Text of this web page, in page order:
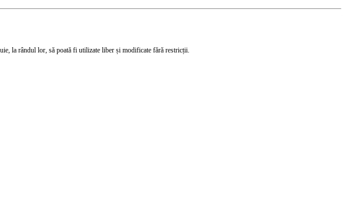
la rândul lor, să poată fi utilizate liber și modificate fără restricții.